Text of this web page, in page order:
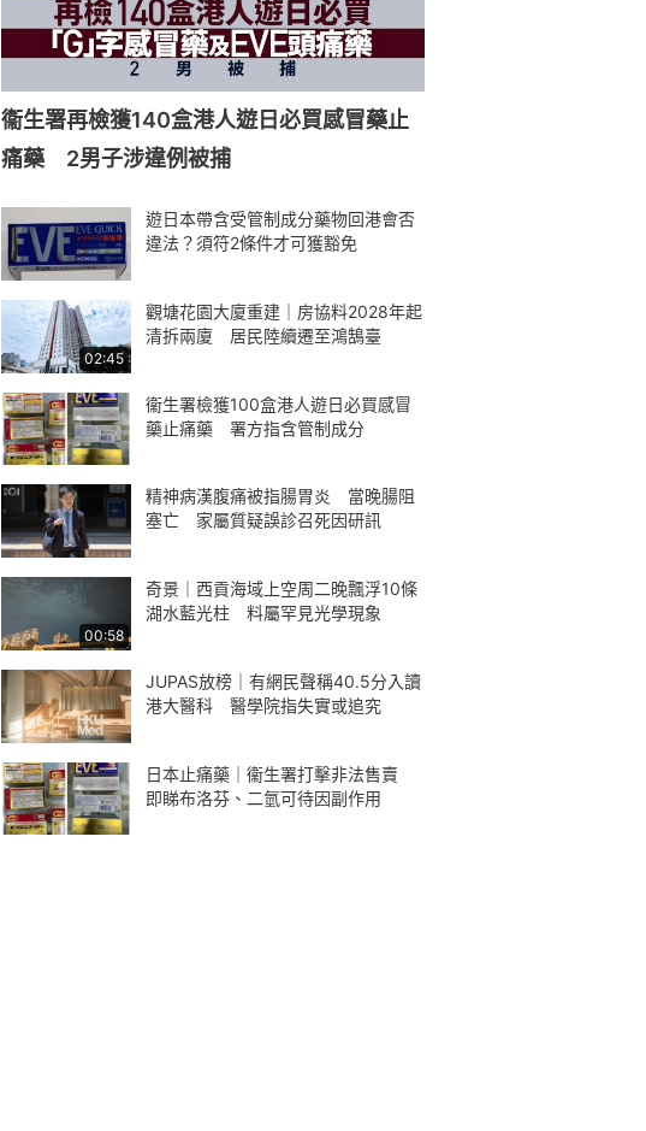
衞生署再檢獲140盒港人遊日必買感冒藥止
痛藥 2男子涉違例被捕
遊日本帶含受管制成分藥物回港會否
違法？須符2條件才可獲豁免
02:45
觀塘花園大廈重建｜房協料2028年起
清拆兩廈 居民陸續遷至鴻鵠臺
衞生署檢獲100盒港人遊日必買感冒
藥止痛藥 署方指含管制成分
精神病漢腹痛被指腸胃炎 當晚腸阻
塞亡 家屬質疑誤診召死因研訊
00:58
奇景｜西貢海域上空周二晚飄浮10條
湖水藍光柱 料屬罕見光學現象
JUPAS放榜｜有網民聲稱40.5分入讀
港大醫科 醫學院指失實或追究
日本止痛藥｜衞生署打擊非法售賣
即睇布洛芬、二氫可待因副作用